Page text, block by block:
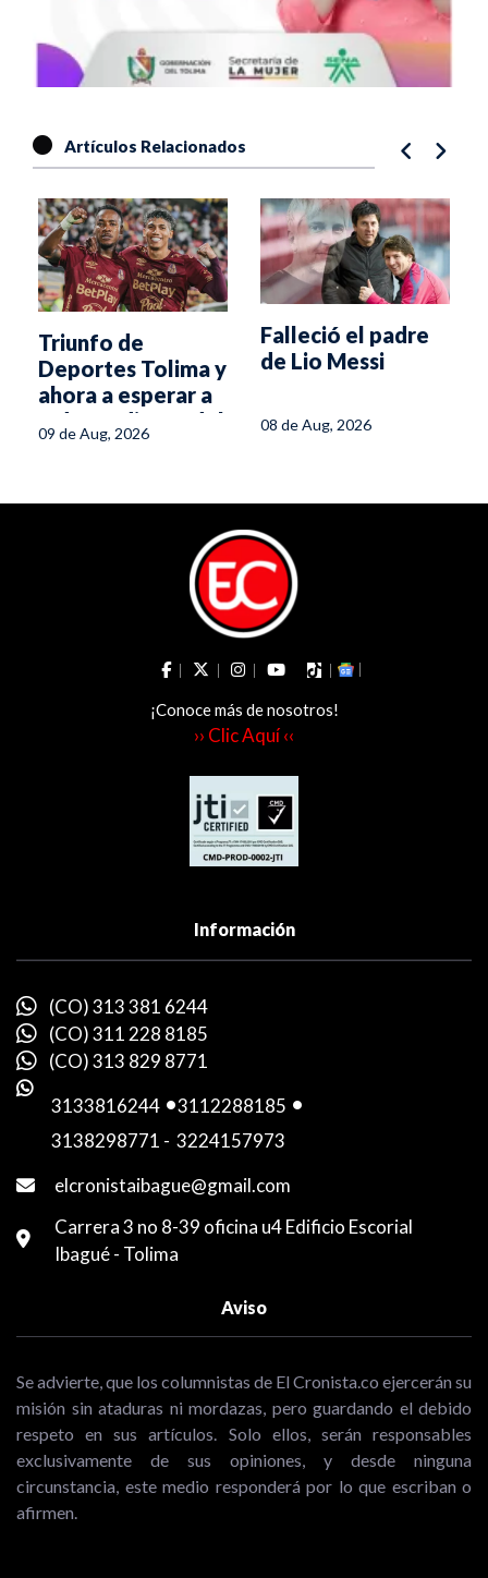
Artículos Relacionados
Triunfo de
Deportes Tolima y
ahora a esperar a
Independiente del
Valle
09 de Aug, 2026
Falleció el padre
de Lio Messi
08 de Aug, 2026
¡Conoce más de nosotros!
›› Clic Aquí ‹‹
Información
(CO) 313 381 6244
(CO) 311 228 8185
(CO) 313 829 8771
3133816244 -3112288185 -
3138298771 - 3224157973
elcronistaibague@gmail.com
Carrera 3 no 8-39 oficina u4 Edificio Escorial
Ibagué - Tolima
Aviso
Se advierte, que los columnistas de El Cronista.co ejercerán su
misión sin ataduras ni mordazas, pero guardando el debido
respeto en sus artículos. Solo ellos, serán responsables
exclusivamente de sus opiniones, y desde ninguna
circunstancia, este medio responderá por lo que escriban o
afirmen.